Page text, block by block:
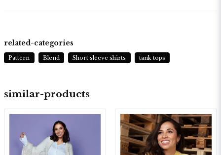
similar-products
related-categories
Pattern Blend Short sleeve shirts tank tops